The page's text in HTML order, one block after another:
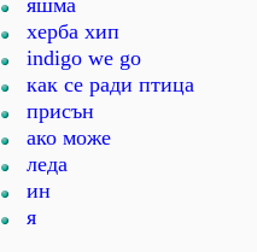
яшма
херба хип
indigo we go
как се ради птица
присън
ако може
леда
ин
я